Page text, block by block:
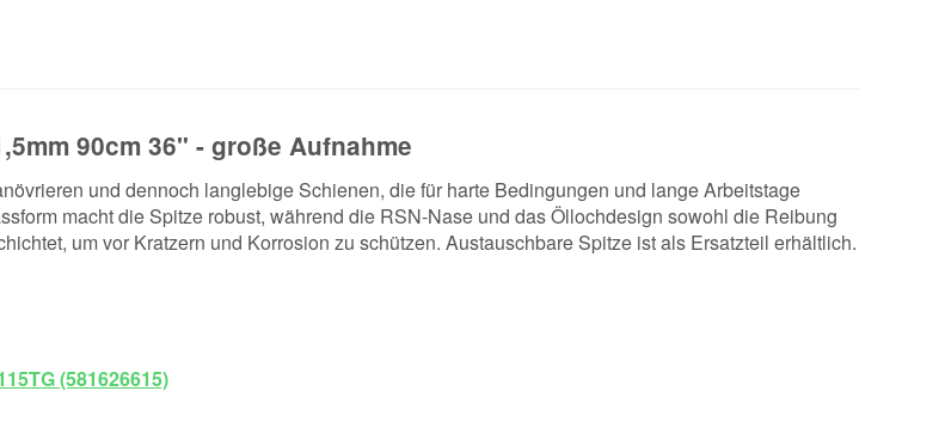
90cm 36" - große Aufnahme
und dennoch langlebige Schienen, die für harte Bedingungen und lange Arbeitstage
macht die Spitze robust, während die RSN-Nase und das Öllochdesign sowohl die Reibung
um vor Kratzern und Korrosion zu schützen. Austauschbare Spitze ist als Ersatzteil erhältlich.
(581626615)